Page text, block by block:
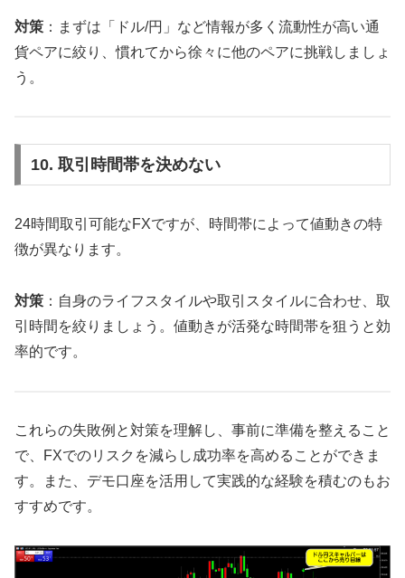
対策 ：まずは「ドル/円」など情報が多く流動性が高い通
貨ペアに絞り、慣れてから徐々に他のペアに挑戦しましょ
う。
10. 取引時間帯を決めない
24時間取引可能なFXですが、時間帯によって値動きの特
徴が異なります。
対策 ：自身のライフスタイルや取引スタイルに合わせ、取
引時間を絞りましょう。値動きが活発な時間帯を狙うと効
率的です。
これらの失敗例と対策を理解し、事前に準備を整えること
で、FXでのリスクを減らし成功率を高めることができま
す。また、デモ口座を活用して実践的な経験を積むのもお
すすめです。